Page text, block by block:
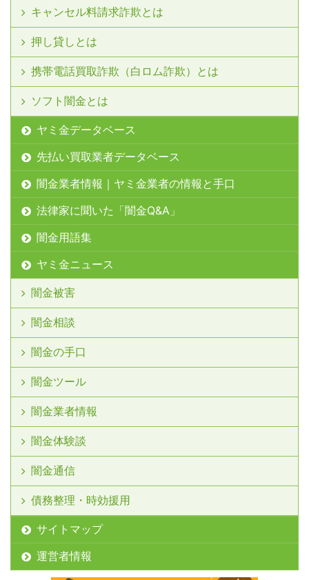
キャンセル料請求詐欺とは
押し貸しとは
携帯電話買取詐欺（白ロム詐欺）とは
ソフト闇金とは
ヤミ金データベース
先払い買取業者データベース
闇金業者情報｜ヤミ金業者の情報と手口
法律家に聞いた「闇金Q&A」
闇金用語集
ヤミ金ニュース
闇金被害
闇金相談
闇金の手口
闇金ツール
闇金業者情報
闇金体験談
闇金通信
債務整理・時効援用
サイトマップ
運営者情報